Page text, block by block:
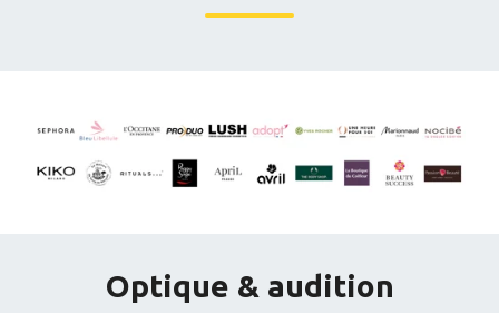
Optique & audition